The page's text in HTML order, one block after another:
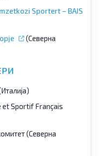
Sportert – BAIS
(Северна
et Sportif Français
(Северна